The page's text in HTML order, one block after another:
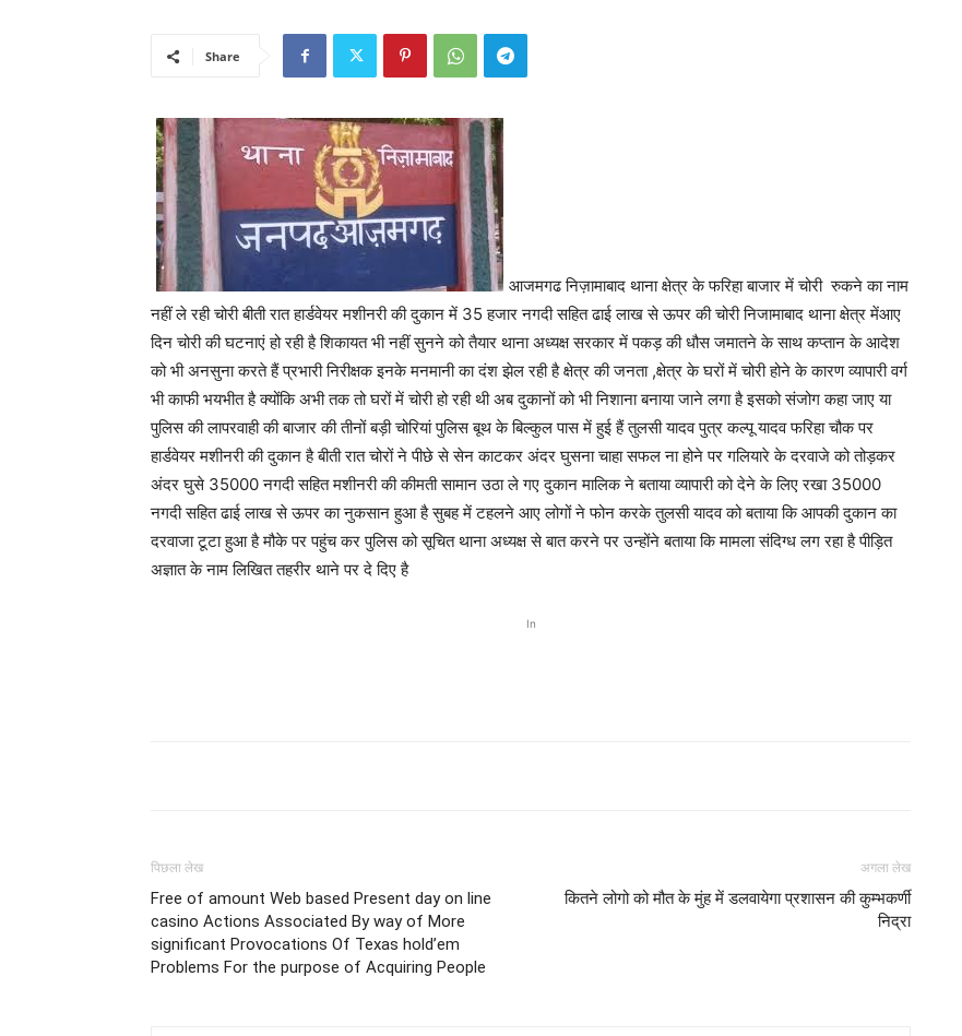
Share
आजमगढ निज़ामाबाद थाना क्षेत्र के फरिहा बाजार में चोरी रुकने का नाम
नहीं ले रही चोरी बीती रात हार्डवेयर मशीनरी की दुकान में 35 हजार नगदी सहित ढाई लाख से ऊपर की चोरी निजामाबाद थाना क्षेत्र मेंआए
दिन चोरी की घटनाएं हो रही है शिकायत भी नहीं सुनने को तैयार थाना अध्यक्ष सरकार में पकड़ की धौस जमातने के साथ कप्तान के आदेश
को भी अनसुना करते हैं प्रभारी निरीक्षक इनके मनमानी का दंश झेल रही है क्षेत्र की जनता ,क्षेत्र के घरों में चोरी होने के कारण व्यापारी वर्ग
भी काफी भयभीत है क्योंकि अभी तक तो घरों में चोरी हो रही थी अब दुकानों को भी निशाना बनाया जाने लगा है इसको संजोग कहा जाए या
पुलिस की लापरवाही की बाजार की तीनों बड़ी चोरियां पुलिस बूथ के बिल्कुल पास में हुई हैं तुलसी यादव पुत्र कल्पू यादव फरिहा चौक पर
हार्डवेयर मशीनरी की दुकान है बीती रात चोरों ने पीछे से सेन काटकर अंदर घुसना चाहा सफल ना होने पर गलियारे के दरवाजे को तोड़कर
अंदर घुसे 35000 नगदी सहित मशीनरी की कीमती सामान उठा ले गए दुकान मालिक ने बताया व्यापारी को देने के लिए रखा 35000
नगदी सहित ढाई लाख से ऊपर का नुकसान हुआ है सुबह में टहलने आए लोगों ने फोन करके तुलसी यादव को बताया कि आपकी दुकान का
दरवाजा टूटा हुआ है मौके पर पहुंच कर पुलिस को सूचित थाना अध्यक्ष से बात करने पर उन्होंने बताया कि मामला संदिग्ध लग रहा है पीड़ित
अज्ञात के नाम लिखित तहरीर थाने पर दे दिए है
In
पिछला लेख
Free of amount Web based Present day on line
casino Actions Associated By way of More
significant Provocations Of Texas hold’em
Problems For the purpose of Acquiring People
अगला लेख
कितने लोगो को मौत के मुंह में डलवायेगा प्रशासन की कुम्भकर्णी
निद्रा